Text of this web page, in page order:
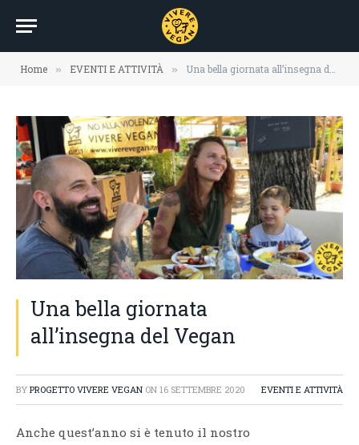
Home » EVENTI E ATTIVITÀ » Una bella giornata all’insegna del Vegan
Una bella giornata
all’insegna del Vegan
BY PROGETTO VIVERE VEGAN ON 16 SETTEMBRE 2020 EVENTI E ATTIVITÀ
Anche quest’anno si è tenuto il nostro